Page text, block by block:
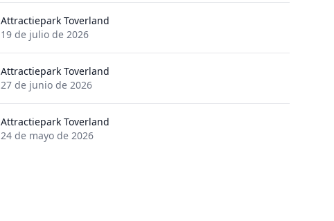
Attractiepark Toverland
19 de julio de 2026
Attractiepark Toverland
27 de junio de 2026
Attractiepark Toverland
24 de mayo de 2026